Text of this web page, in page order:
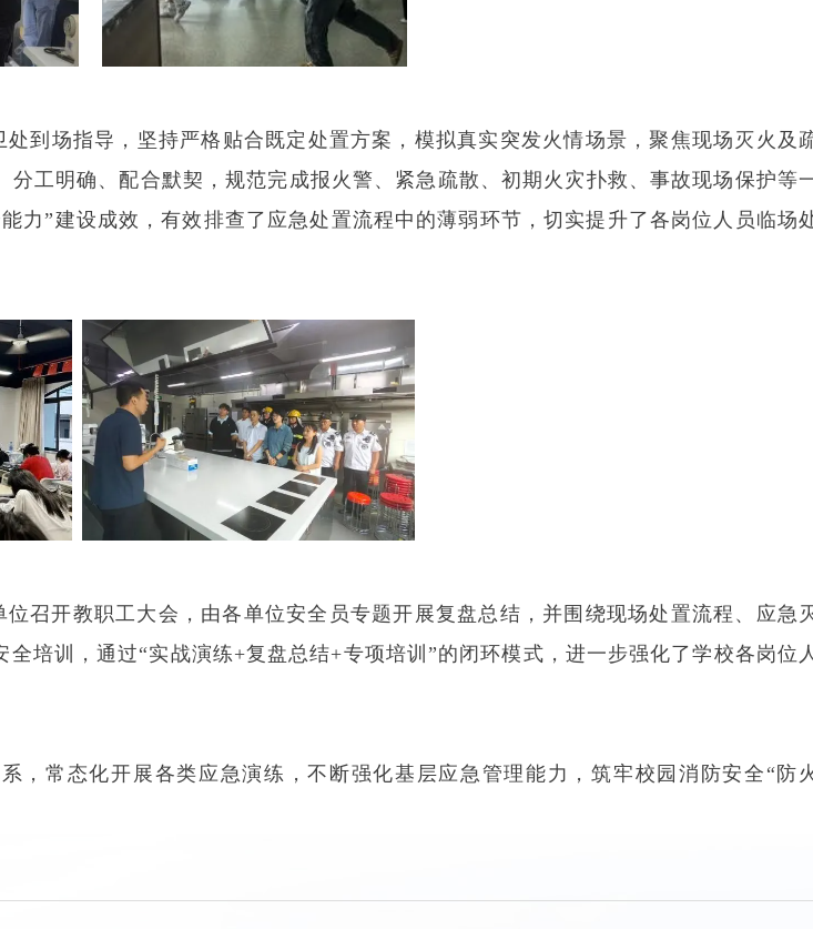
到场指导，坚持严格贴合既定处置方案，模拟真实突发火情场景，聚焦现场灭火及
工明确、配合默契，规范完成报火警、紧急疏散、初期火灾扑救、事故现场保护等
力”建设成效，有效排查了应急处置流程中的薄弱环节，切实提升了各岗位人员临场
位召开教职工大会，由各单位安全员专题开展复盘总结，并围绕现场处置流程、应急
培训，通过“实战演练+复盘总结+专项培训”的闭环模式，进一步强化了学校各岗位
，常态化开展各类应急演练，不断强化基层应急管理能力，筑牢校园消防安全“防